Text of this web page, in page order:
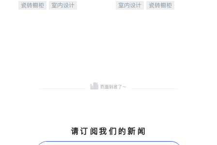
台面，多种优质不锈钢水
瓷砖橱柜
室内设计
室内设计
瓷砖橱柜
请订阅我们的新闻